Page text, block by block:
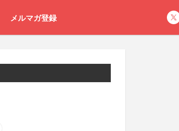
メルマガ登録